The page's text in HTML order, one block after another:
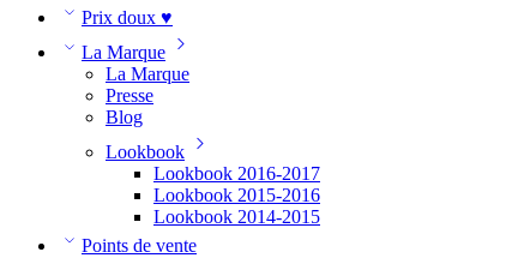
Prix doux ♥
La Marque
La Marque
Presse
Blog
Lookbook
Lookbook 2016-2017
Lookbook 2015-2016
Lookbook 2014-2015
Points de vente